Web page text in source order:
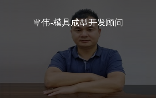
覃伟-模具成型开发顾问